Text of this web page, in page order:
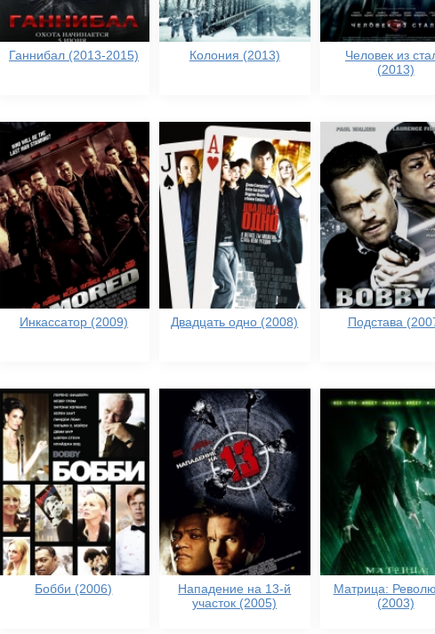
Ганнибал (2013-2015) Колония (2013)
Человек из
(2013)
Инкассатор (2009) Двадцать одно (2008) Подстава
Бобби (2006)
Нападение на 13-й
участок (2005)
Матрица:
(2003)